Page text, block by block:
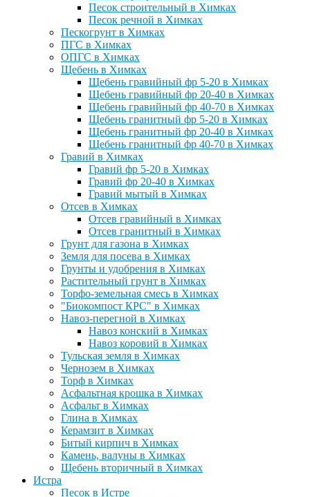
Песок строительный в Химках
Песок речной в Химках
Пескогрунт в Химках
ПГС в Химках
ОПГС в Химках
Щебень в Химках
Щебень гравийный фр 5-20 в Химках
Щебень гравийный фр 20-40 в Химках
Щебень гравийный фр 40-70 в Химках
Щебень гранитный фр 5-20 в Химках
Щебень гранитный фр 20-40 в Химках
Щебень гранитный фр 40-70 в Химках
Гравий в Химках
Гравий фр 5-20 в Химках
Гравий фр 20-40 в Химках
Гравий мытый в Химках
Отсев в Химках
Отсев гравийный в Химках
Отсев гранитный в Химках
Грунт для газона в Химках
Земля для посева в Химках
Грунты и удобрения в Химках
Растительный грунт в Химках
Торфо-земельная смесь в Химках
"Биокомпост КРС" в Химках
Навоз-перегной в Химках
Навоз конский в Химках
Навоз коровий в Химках
Тульская земля в Химках
Чернозем в Химках
Торф в Химках
Асфальтная крошка в Химках
Асфальт в Химках
Глина в Химках
Керамзит в Химках
Битый кирпич в Химках
Камень, валуны в Химках
Щебень вторичный в Химках
Истра
Песок в Истре